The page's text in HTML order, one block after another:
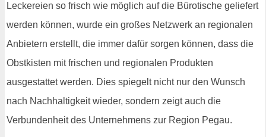
Leckereien so frisch wie möglich auf die Bürotische geliefert
werden können, wurde ein großes Netzwerk an regionalen
Anbietern erstellt, die immer dafür sorgen können, dass die
Obstkisten mit frischen und regionalen Produkten
ausgestattet werden. Dies spiegelt nicht nur den Wunsch
nach Nachhaltigkeit wieder, sondern zeigt auch die
Verbundenheit des Unternehmens zur Region Pegau.